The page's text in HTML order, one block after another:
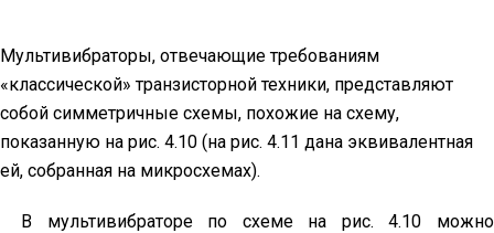
Мультивибраторы, отвечающие требованиям
«классической» транзисторной техники, представляют
собой симметричные схемы, похожие на схему,
показанную на рис. 4.10 (на рис. 4.11 дана эквивалентная
ей, собранная на микросхемах).
В мультивибраторе по схеме на рис. 4.10 можно